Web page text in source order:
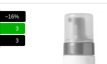
−16%
3
3